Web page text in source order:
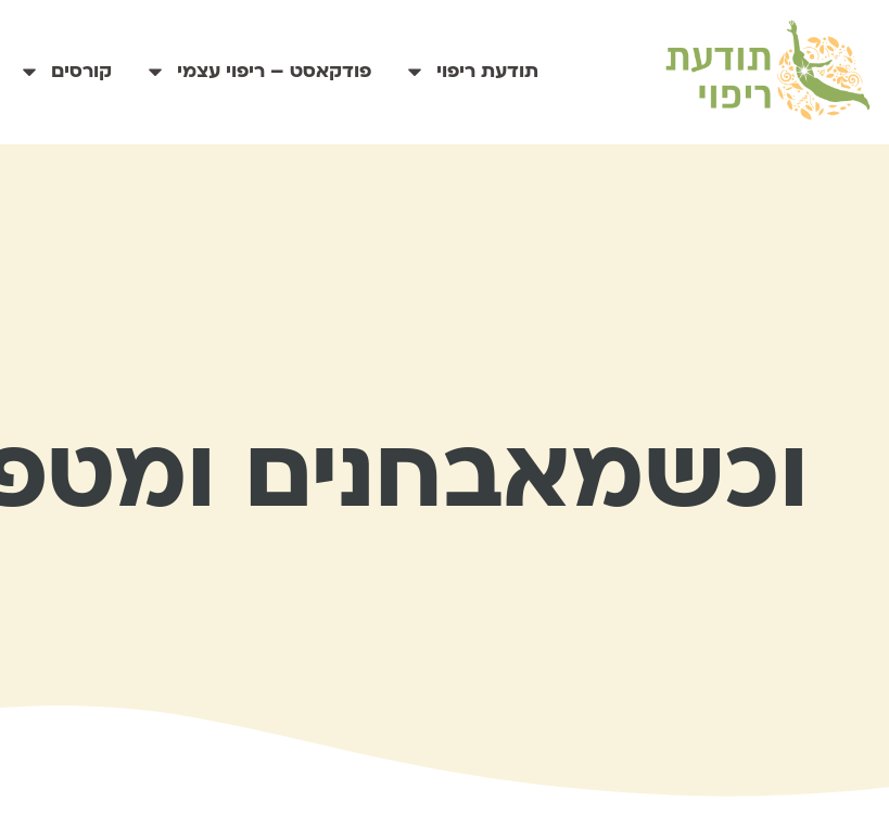
תודעת ריפוי פודקאסט – ריפוי עצמי קורסים
וכשמאבחנים